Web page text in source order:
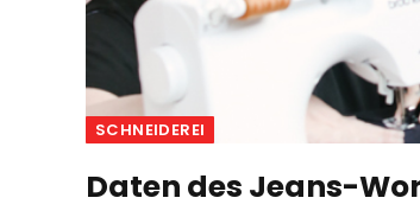
SCHNEIDEREI
Daten des Jeans-